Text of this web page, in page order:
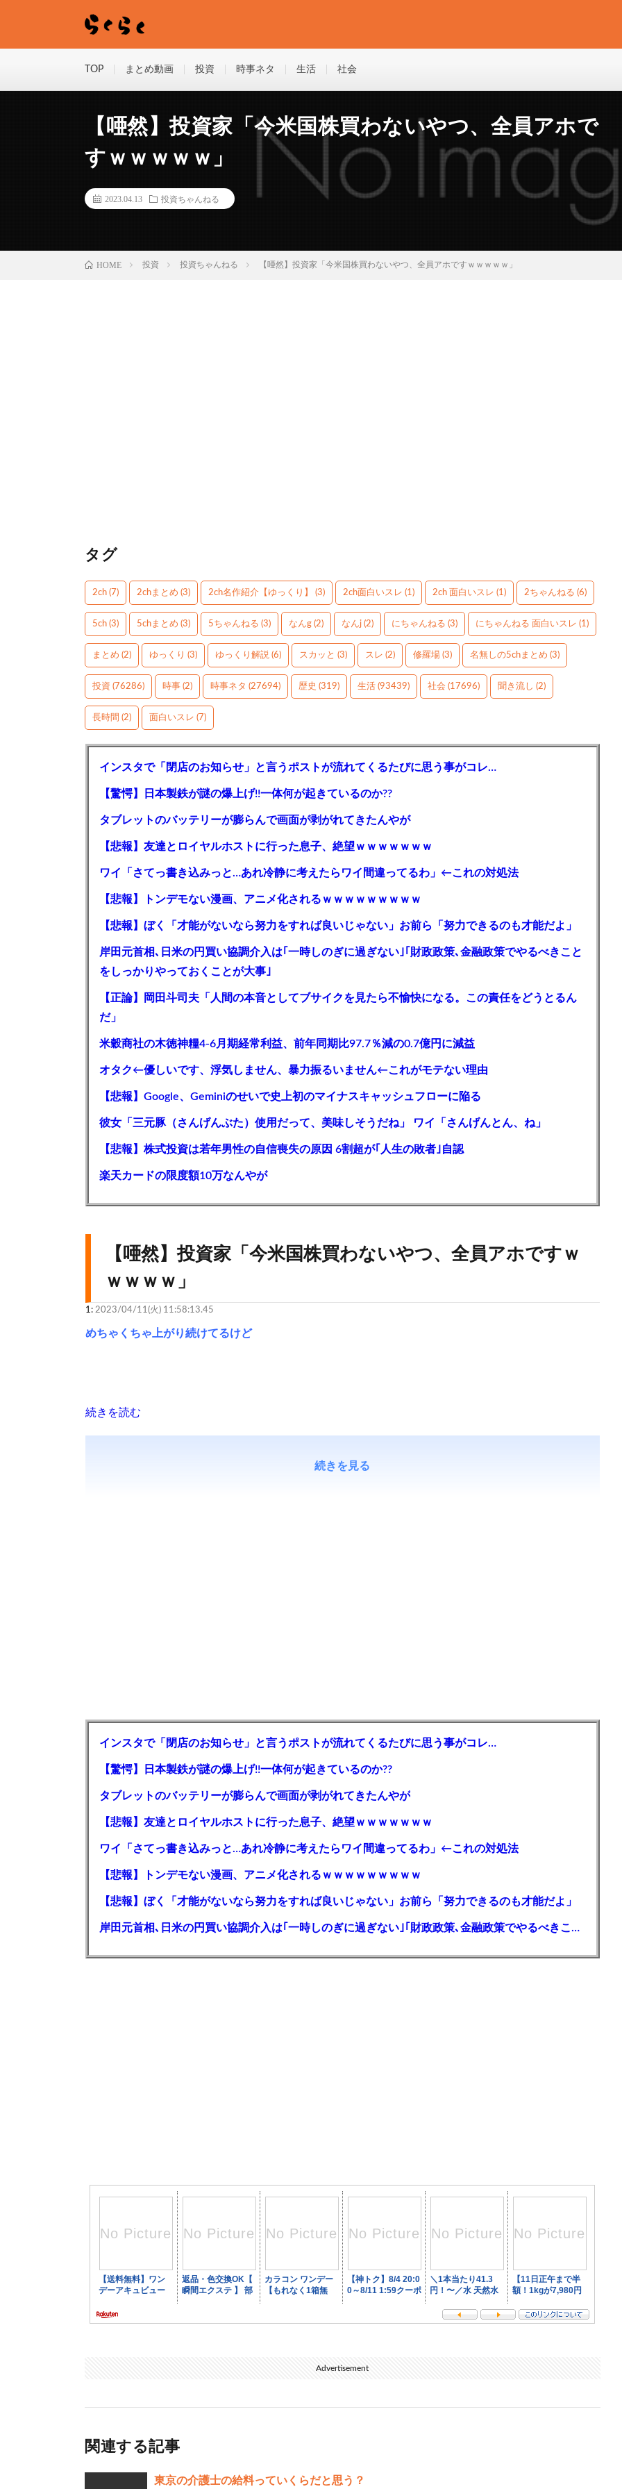
TOP まとめ動画 投資 時事ネタ 生活 社会
【唖然】投資家「今米国株買わないやつ、全員アホで
すｗｗｗｗｗ」
2023.04.13 投資ちゃんねる
HOME 投資 投資ちゃんねる 【唖然】投資家「今米国株買わないやつ、全員アホですｗｗｗｗｗ」
タグ
2ch (7) 2chまとめ (3) 2ch名作紹介【ゆっくり】 (3) 2ch面白いスレ (1) 2ch 面白いスレ (1) 2ちゃんねる (6)
5ch (3) 5chまとめ (3) 5ちゃんねる (3) なんg (2) なんj (2) にちゃんねる (3) にちゃんねる 面白いスレ (1)
まとめ (2) ゆっくり (3) ゆっくり解説 (6) スカッと (3) スレ (2) 修羅場 (3) 名無しの5chまとめ (3)
投資 (76286) 時事 (2) 時事ネタ (27694) 歴史 (319) 生活 (93439) 社会 (17696) 聞き流し (2)
長時間 (2) 面白いスレ (7)
インスタで「閉店のお知らせ」と言うポストが流れてくるたびに思う事がコレ…
【驚愕】日本製鉄が謎の爆上げ!!一体何が起きているのか??
タブレットのバッテリーが膨らんで画面が剥がれてきたんやが
【悲報】友達とロイヤルホストに行った息子、絶望ｗｗｗｗｗｗｗ
ワイ「さてっ書き込みっと…あれ冷静に考えたらワイ間違ってるわ」←これの対処法
【悲報】トンデモない漫画、アニメ化されるｗｗｗｗｗｗｗｗｗ
【悲報】ぼく「才能がないなら努力をすれば良いじゃない」お前ら「努力できるのも才能だよ」
岸田元首相､日米の円買い協調介入は｢一時しのぎに過ぎない｣｢財政政策､金融政策でやるべきこと
をしっかりやっておくことが大事｣
【正論】岡田斗司夫「人間の本音としてブサイクを見たら不愉快になる。この責任をどうとるん
だ」
米穀商社の木徳神糧4-6月期経常利益、前年同期比97.7％減の0.7億円に減益
オタク←優しいです、浮気しません、暴力振るいません←これがモテない理由
【悲報】Google、Geminiのせいで史上初のマイナスキャッシュフローに陥る
彼女「三元豚（さんげんぶた）使用だって、美味しそうだね」 ワイ「さんげんとん、ね」
【悲報】株式投資は若年男性の自信喪失の原因 6割超が｢人生の敗者｣自認
楽天カードの限度額10万なんやが
【唖然】投資家「今米国株買わないやつ、全員アホですｗ
ｗｗｗｗ」
1: 2023/04/11(火) 11:58:13.45
めちゃくちゃ上がり続けてるけど
続きを読む
続きを見る
インスタで「閉店のお知らせ」と言うポストが流れてくるたびに思う事がコレ…
【驚愕】日本製鉄が謎の爆上げ!!一体何が起きているのか??
タブレットのバッテリーが膨らんで画面が剥がれてきたんやが
【悲報】友達とロイヤルホストに行った息子、絶望ｗｗｗｗｗｗｗ
ワイ「さてっ書き込みっと…あれ冷静に考えたらワイ間違ってるわ」←これの対処法
【悲報】トンデモない漫画、アニメ化されるｗｗｗｗｗｗｗｗｗ
【悲報】ぼく「才能がないなら努力をすれば良いじゃない」お前ら「努力できるのも才能だよ」
岸田元首相､日米の円買い協調介入は｢一時しのぎに過ぎない｣｢財政政策､金融政策でやるべきことをしっかりやっておくことが大事｣
Advertisement
関連する記事
東京の介護士の給料っていくらだと思う？